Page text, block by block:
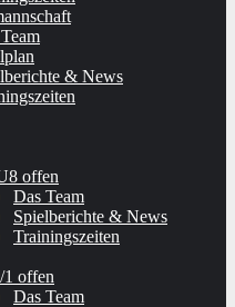
& News
offen
Das Team
Spielberichte & News
Trainingszeiten
offen
Das Team